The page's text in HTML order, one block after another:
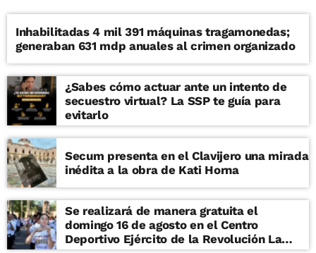
Inhabilitadas 4 mil 391 máquinas tragamonedas;
generaban 631 mdp anuales al crimen organizado
¿Sabes cómo actuar ante un intento de
secuestro virtual? La SSP te guía para
evitarlo
Secum presenta en el Clavijero una mirada
inédita a la obra de Kati Horna
Se realizará de manera gratuita el
domingo 16 de agosto en el Centro
Deportivo Ejército de la Revolución La